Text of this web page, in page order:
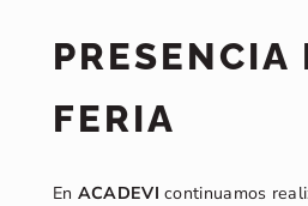
PRESENCIA
FERIA
En ACADEVI continuamos